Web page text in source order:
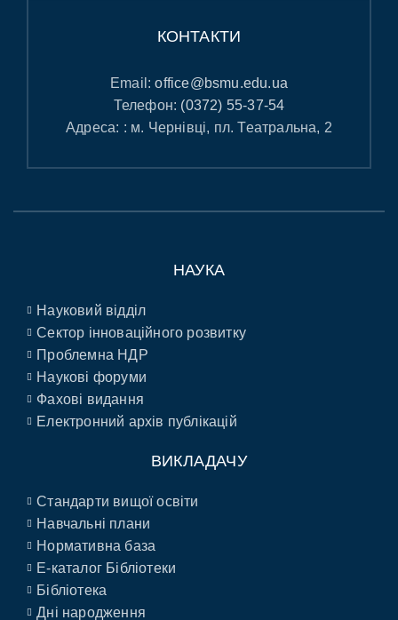
КОНТАКТИ
Email:office@bsmu.edu.ua
Телефон: (0372) 55-37-54
Адреса: : м. Чернівці, пл. Театральна, 2
НАУКА
Науковий відділ
Сектор інноваційного розвитку
Проблемна НДР
Наукові форуми
Фахові видання
Електронний архів публікацій
ВИКЛАДАЧУ
Стандарти вищої освіти
Навчальні плани
Нормативна база
E-каталог Бібліотеки
Бібліотека
Дні народження